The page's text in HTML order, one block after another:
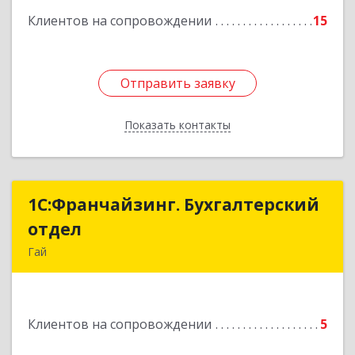
Клиентов на сопровождении 15
Отправить заявку
Показать контакты
Отправить заявку
Назад
1С:Франчайзинг. Бухгалтерский
отдел
Гай
Клиентов на сопровождении 5
1С:Франчайзинг. Бухгалтерский
Подробнее